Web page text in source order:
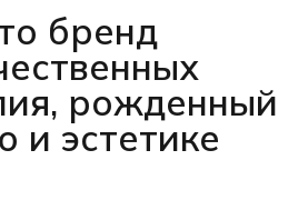
бренд
рожденный
и эстетике